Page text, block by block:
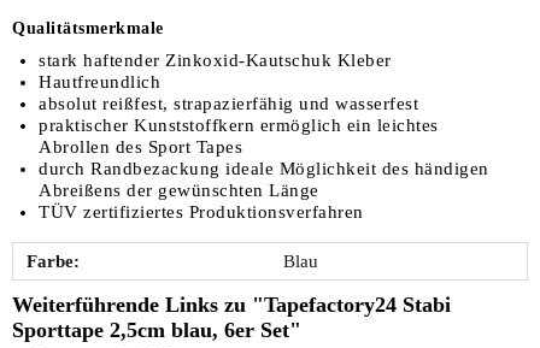
Qualitätsmerkmale
stark haftender Zinkoxid-Kautschuk Kleber
Hautfreundlich
absolut reißfest, strapazierfähig und wasserfest
praktischer Kunststoffkern ermöglich ein leichtes
Abrollen des Sport Tapes
durch Randbezackung ideale Möglichkeit des händigen
Abreißens der gewünschten Länge
TÜV zertifiziertes Produktionsverfahren
Farbe: Blau
Weiterführende Links zu "Tapefactory24 Stabi
Sporttape 2,5cm blau, 6er Set"